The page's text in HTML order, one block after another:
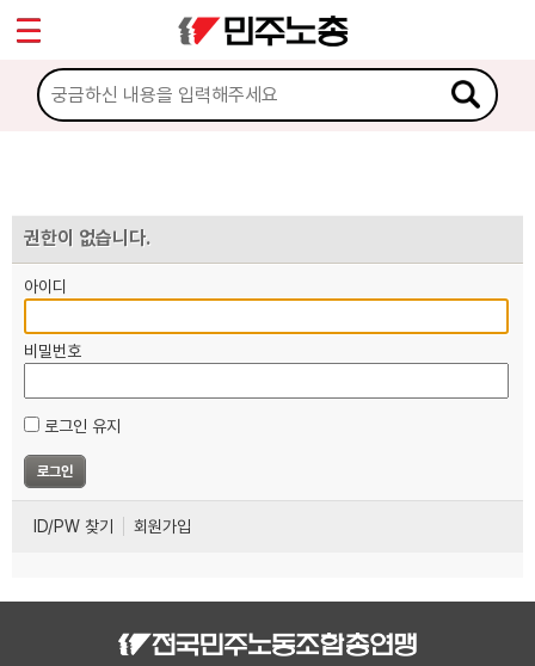
권한이 없습니다.
아이디
비밀번호
로그인 유지
ID/PW 찾기 회원가입
마이페이지
소개
노동상담
자료
부설기관
업무